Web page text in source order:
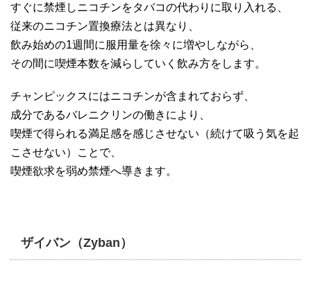
すぐに禁煙しニコチンをタバコの代わりに取り入れる、
従来のニコチン置換療法とは異なり、
飲み始めの1週間に服用量を徐々に増やしながら、
その間に喫煙本数を減らしていく飲み方をします。
チャンピックスにはニコチンが含まれておらず、
成分であるバレニクリンの働きにより、
喫煙で得られる満足感を感じさせない（続けて吸う気を起
こさせない）ことで、
喫煙欲求を弱め禁煙へ導きます。
ザイバン（Zyban）